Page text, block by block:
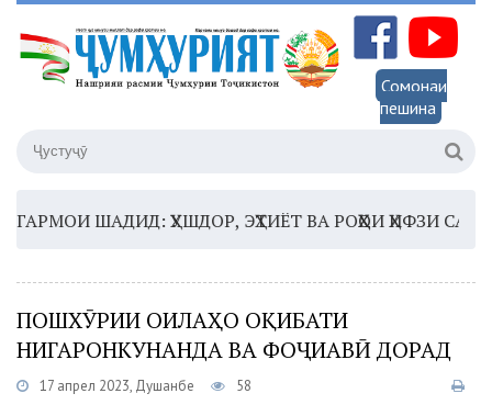
Сомонаи
пешина
ШАДИД: ҲУШДОР, ЭҲТИЁТ ВА РОҲҲОИ ҲИФЗИ
ПОШХӮРИИ ОИЛАҲО ОҚИБАТИ
НИГАРОНКУНАНДА ВА ФОҶИАВӢ ДОРАД
17 апрел 2023, Душанбе 58